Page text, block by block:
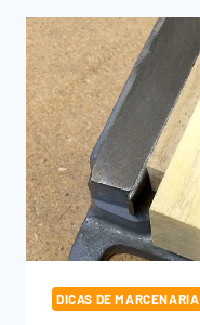
DICAS DE MARCENARIA